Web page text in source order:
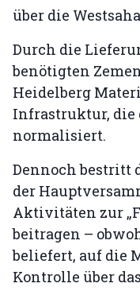
über die
Durch die
benötigten
Heidelberg
Infrastruktur, die
normalisiert.
Dennoch bestritt
der
Aktivitäten zur
beitragen –
beliefert, auf die
Kontrolle über